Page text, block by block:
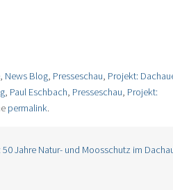
, News Blog, Presseschau, Projekt:
, Paul Eschbach, Presseschau, Projekt:
permalink.
50 Jahre Natur- und Moosschutz im